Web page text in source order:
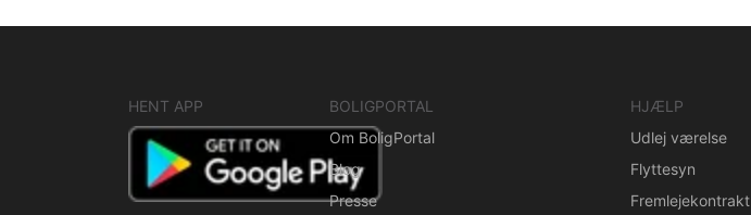
HENT APP
BOLIGPORTAL
Om BoligPortal
Blog
Presse
HJÆLP
Udlej værelse
Flyttesyn
Fremlejekontrakt